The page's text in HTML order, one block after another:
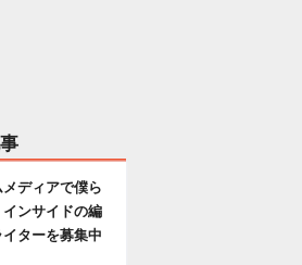
メディアで僕ら
ンサイドの編
ターを募集中